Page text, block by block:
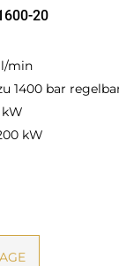
20
min
1400 bar
kW
kW